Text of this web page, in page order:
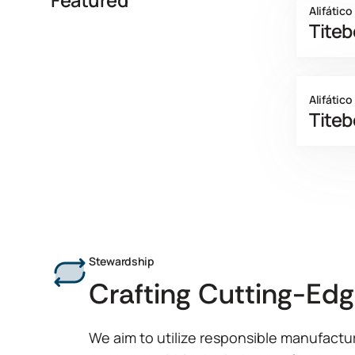
Alifático
resina
para el
Alifático
funciona
Stewardship
Crafting Cutting-
We aim to utilize responsible